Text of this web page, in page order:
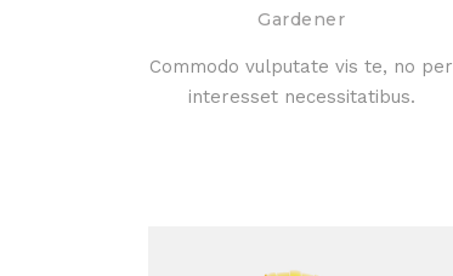
Gardener
Commodo vulputate vis te, no per
interesset necessitatibus.